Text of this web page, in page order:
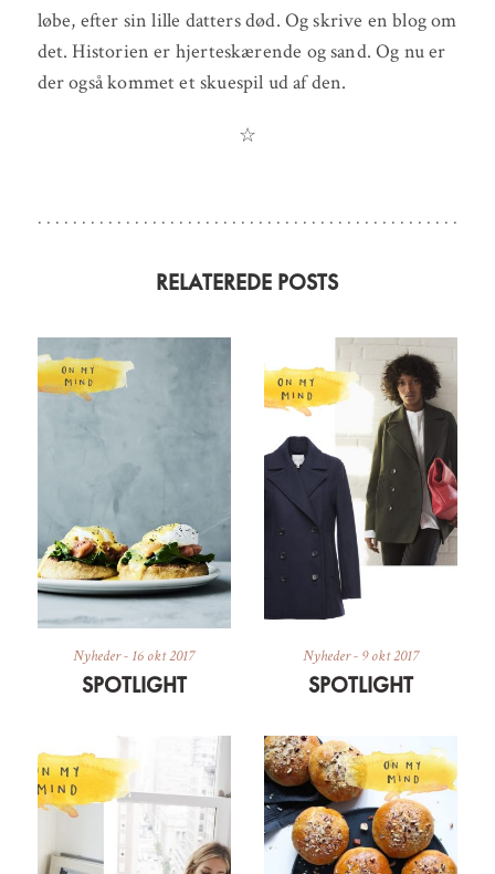
løbe, efter sin lille datters død. Og skrive en blog om
det. Historien er hjerteskærende og sand. Og nu er
der også kommet et skuespil ud af den.
☆
RELATEREDE POSTS
Nyheder- 16 okt 2017
SPOTLIGHT
Nyheder- 9 okt 2017
SPOTLIGHT